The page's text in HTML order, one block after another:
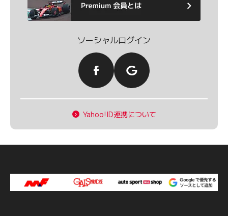
ソーシャルログイン
Yahoo!ID連携について